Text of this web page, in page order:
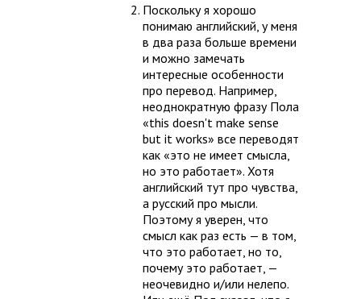
Поскольку я хорошо
понимаю английский, у меня
в два раза больше времени
и можно замечать
интересные особенности
про перевод. Например,
неоднократную фразу Пола
«this doesn't make sense
but it works» все переводят
как «это не имеет смысла,
но это работает». Хотя
английский тут про чувства,
а русский про мысли.
Поэтому я уверен, что
смысл как раз есть — в том,
что это работает, но то,
почему это работает, —
неочевидно и/или нелепо.